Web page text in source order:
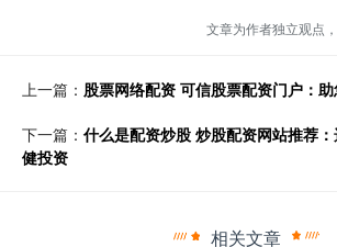
文章为作者独立观点
上一篇： 股票网络配资 可信股票配资门户：
下一篇： 什么是配资炒股 炒股配资网站推荐
健投资
相关文章